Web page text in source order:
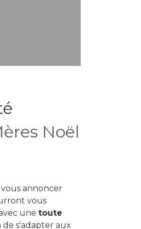
Noël
vous annoncer
vous
une toute
de s'adapter aux